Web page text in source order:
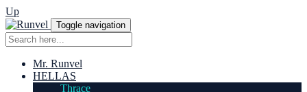
Up
Toggle navigation
Mr. Runvel
HELLAS
Thrace